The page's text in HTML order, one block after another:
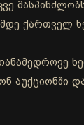
ქართველ
აუქციონში